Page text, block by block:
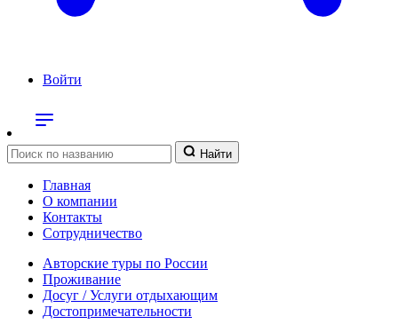
Войти
Найти
Главная
О компании
Контакты
Сотрудничество
Авторские туры по России
Проживание
Досуг / Услуги отдыхающим
Достопримечательности